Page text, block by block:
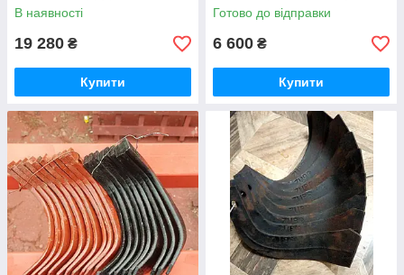
В наявності
19 280 ₴
Купити
Готово до відправки
6 600 ₴
Купити